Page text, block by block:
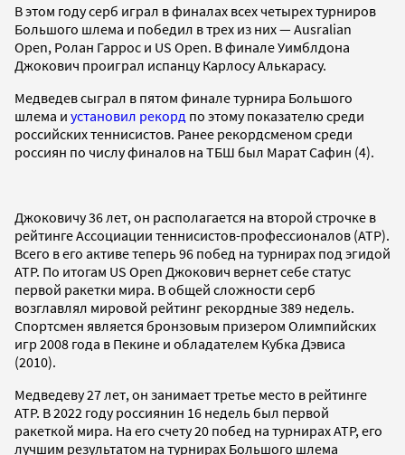
В этом году серб играл в финалах всех четырех турниров
Большого шлема и победил в трех из них — Ausralian
Open, Ролан Гаррос и US Open. В финале Уимблдона
Джокович проиграл испанцу Карлосу Алькарасу.
Медведев сыграл в пятом финале турнира Большого
шлема и установил рекорд по этому показателю среди
российских теннисистов. Ранее рекордсменом среди
россиян по числу финалов на ТБШ был Марат Сафин (4).
Джоковичу 36 лет, он располагается на второй строчке в
рейтинге Ассоциации теннисистов-профессионалов (ATP).
Всего в его активе теперь 96 побед на турнирах под эгидой
ATP. По итогам US Open Джокович вернет себе статус
первой ракетки мира. В общей сложности серб
возглавлял мировой рейтинг рекордные 389 недель.
Спортсмен является бронзовым призером Олимпийских
игр 2008 года в Пекине и обладателем Кубка Дэвиса
(2010).
Медведеву 27 лет, он занимает третье место в рейтинге
ATP. В 2022 году россиянин 16 недель был первой
ракеткой мира. На его счету 20 побед на турнирах ATP, его
лучшим результатом на турнирах Большого шлема